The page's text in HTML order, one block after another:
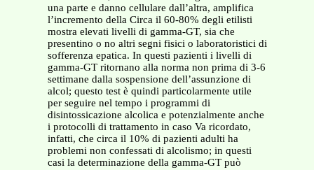
una parte e danno cellulare dall’altra, amplifica
l’incremento della Circa il 60-80% degli etilisti
mostra elevati livelli di gamma-GT, sia che
presentino o no altri segni fisici o laboratoristici di
sofferenza epatica. In questi pazienti i livelli di
gamma-GT ritornano alla norma non prima di 3-6
settimane dalla sospensione dell’assunzione di
alcol; questo test è quindi particolarmente utile
per seguire nel tempo i programmi di
disintossicazione alcolica e potenzialmente anche
i protocolli di trattamento in caso Va ricordato,
infatti, che circa il 10% di pazienti adulti ha
problemi non confessati di alcolismo; in questi
casi la determinazione della gamma-GT può